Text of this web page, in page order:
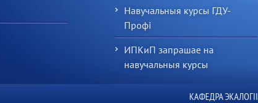
Навучальныя курсы ГДУ-
Профі
ИПКиП запрашае на
навучальныя курсы
КАФЕДРА ЭКАЛОГІІ